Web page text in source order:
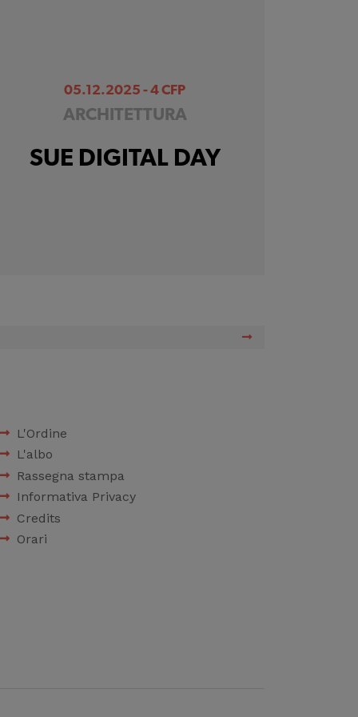
05.12.2025 - 4 CFP
ARCHITETTURA
SUE DIGITAL DAY
L'Ordine
L'albo
Rassegna stampa
Informativa Privacy
Credits
Orari